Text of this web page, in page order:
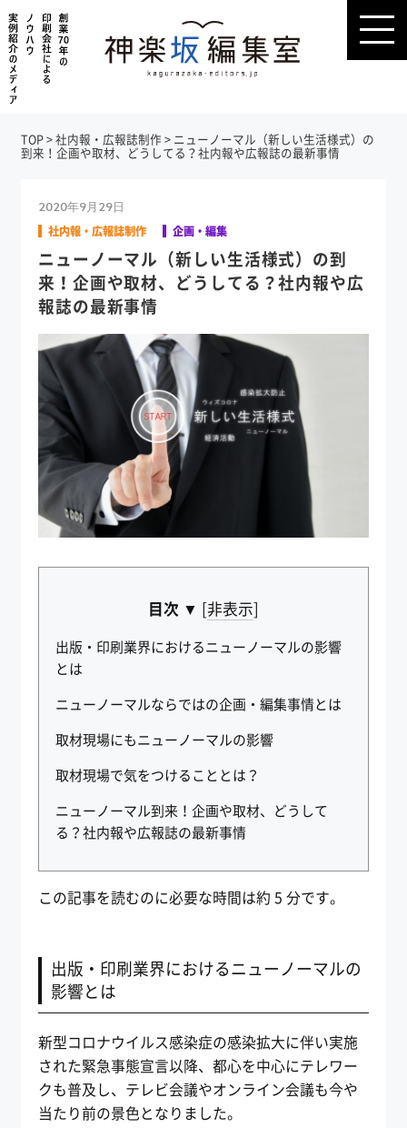
TOP>社内報・広報誌制作 > ニューノーマル（新しい生活様式）の
到来！企画や取材、どうしてる？社内報や広報誌の最新事情
2020年9月29日
社内報・広報誌制作 企画・編集
ニューノーマル（新しい生活様式）の到
来！企画や取材、どうしてる？社内報や広
報誌の最新事情
目次 ▼ [非表示]
出版・印刷業界におけるニューノーマルの影響
とは
ニューノーマルならではの企画・編集事情とは
取材現場にもニューノーマルの影響
取材現場で気をつけることとは？
ニューノーマル到来！企画や取材、どうして
る？社内報や広報誌の最新事情
この記事を読むのに必要な時間は約 5 分です。
出版・印刷業界におけるニューノーマルの
影響とは
新型コロナウイルス感染症の感染拡大に伴い実施
された緊急事態宣言以降、都心を中心にテレワー
クも普及し、テレビ会議やオンライン会議も今や
当たり前の景色となりました。